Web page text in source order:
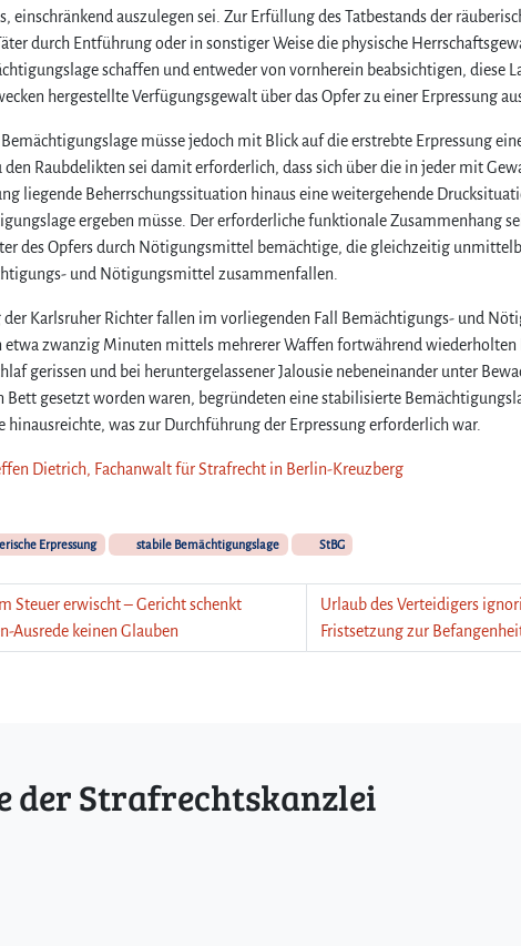
einschränkend auszulegen sei. Zur Erfüllung des Tatbestands der
durch Entführung oder in sonstiger Weise die physische
schaffen und entweder von vornherein beabsichtigen, diese
hergestellte Verfügungsgewalt über das Opfer zu einer Erpressung
müsse jedoch mit Blick auf die erstrebte Erpressung
den Raubdelikten sei damit erforderlich, dass sich über die in jeder mit
liegende Beherrschungssituation hinaus eine weitergehende
ergeben müsse. Der erforderliche funktionale Zusammenhang
des Opfers durch Nötigungsmittel bemächtige, die gleichzeitig
und Nötigungsmittel zusammenfallen.
der Karlsruher Richter fallen im vorliegenden Fall Bemächtigungs- und
etwa zwanzig Minuten mittels mehrerer Waffen fortwährend wiederholten
gerissen und bei heruntergelassener Jalousie nebeneinander unter
Bett gesetzt worden waren, begründeten eine stabilisierte
hinausreichte, was zur Durchführung der Erpressung erforderlich war.
Dietrich, Fachanwalt für Strafrecht in Berlin-Kreuzberg
Erpressung stabile Bemächtigungslage StBG
Steuer erwischt – Gericht schenkt
Ausrede keinen Glauben
Urlaub des Verteidigers
Fristsetzung zur
der Strafrechtskanzlei